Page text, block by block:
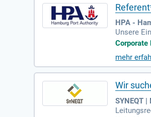
HPA -
Unsere
mehr
Wir
SYNEQT |